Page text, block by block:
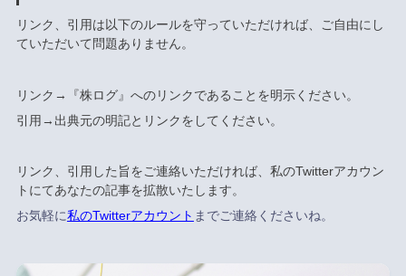
リンク、引用は以下のルールを守っていただければ、ご自由にし
ていただいて問題ありません。
リンク→『株ログ』へのリンクであることを明示ください。
引用→出典元の明記とリンクをしてください。
リンク、引用した旨をご連絡いただければ、私のTwitterアカウン
トにてあなたの記事を拡散いたします。
お気軽に私のTwitterアカウント までご連絡くださいね。